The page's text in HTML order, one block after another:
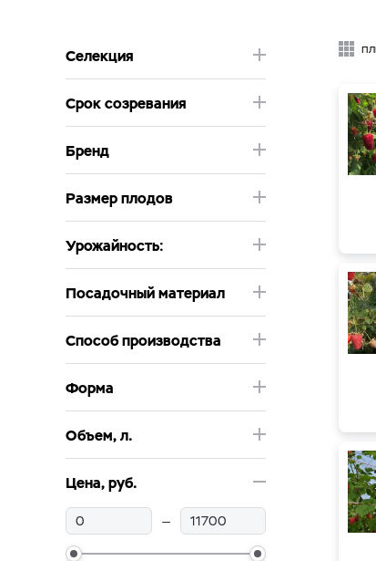
Селекция
Срок созревания
Бренд
Размер плодов
Урожайность:
Посадочный материал
Способ производства
Форма
Объем, л.
Цена, руб.
—